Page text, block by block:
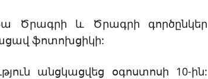
Ծրագրի և Ծրագրի գործընկեր
ֆոտոխցիկի:
անցկացվեց օգոստոսի 10-ին: